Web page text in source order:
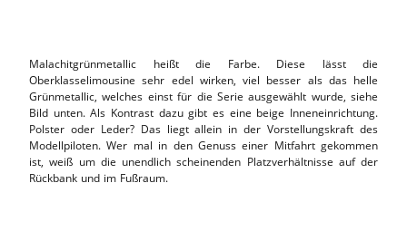
Malachitgrünmetallic heißt die Farbe. Diese lässt die
Oberklasselimousine sehr edel wirken, viel besser als das helle
Grünmetallic, welches einst für die Serie ausgewählt wurde, siehe
Bild unten. Als Kontrast dazu gibt es eine beige Inneneinrichtung.
Polster oder Leder? Das liegt allein in der Vorstellungskraft des
Modellpiloten. Wer mal in den Genuss einer Mitfahrt gekommen
ist, weiß um die unendlich scheinenden Platzverhältnisse auf der
Rückbank und im Fußraum.